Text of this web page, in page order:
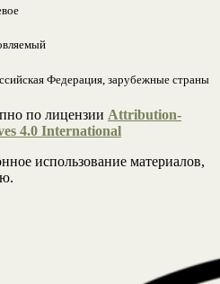
Федерация, зарубежные страны
по лицензии Attribution-
4.0 International
использование материалов,